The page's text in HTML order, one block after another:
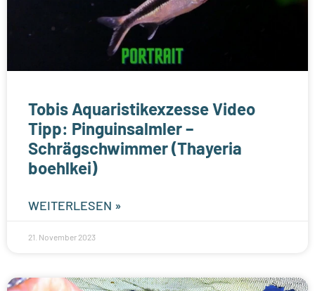
Tobis Aquaristikexzesse Video
Tipp: Pinguinsalmler –
Schrägschwimmer (Thayeria
boehlkei)
WEITERLESEN »
21. November 2023